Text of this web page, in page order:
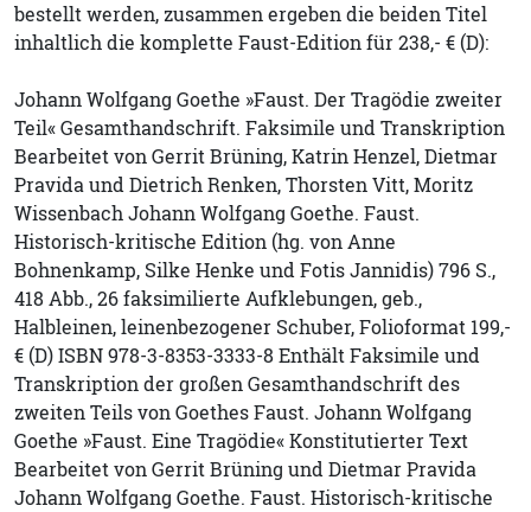
bestellt werden, zusammen ergeben die beiden Titel
inhaltlich die komplette Faust-Edition für 238,- € (D):
Johann Wolfgang Goethe »Faust. Der Tragödie zweiter
Teil« Gesamthandschrift. Faksimile und Transkription
Bearbeitet von Gerrit Brüning, Katrin Henzel, Dietmar
Pravida und Dietrich Renken, Thorsten Vitt, Moritz
Wissenbach Johann Wolfgang Goethe. Faust.
Historisch-kritische Edition (hg. von Anne
Bohnenkamp, Silke Henke und Fotis Jannidis) 796 S.,
418 Abb., 26 faksimilierte Aufklebungen, geb.,
Halbleinen, leinenbezogener Schuber, Folioformat 199,-
€ (D) ISBN 978-3-8353-3333-8 Enthält Faksimile und
Transkription der großen Gesamthandschrift des
zweiten Teils von Goethes Faust. Johann Wolfgang
Goethe »Faust. Eine Tragödie« Konstitutierter Text
Bearbeitet von Gerrit Brüning und Dietmar Pravida
Johann Wolfgang Goethe. Faust. Historisch-kritische